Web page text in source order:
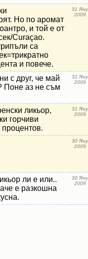
Но по аромат
и той е от
Curaçao.
са
и повече.
31 Яну
2009
с друг, че май
Поне аз не съм
31 Яну
2009
ликьор,
горчиви
процентов.
31 Яну
2009
30 Яну
2009
ли е или..
е разкошна
30 Яну
2009